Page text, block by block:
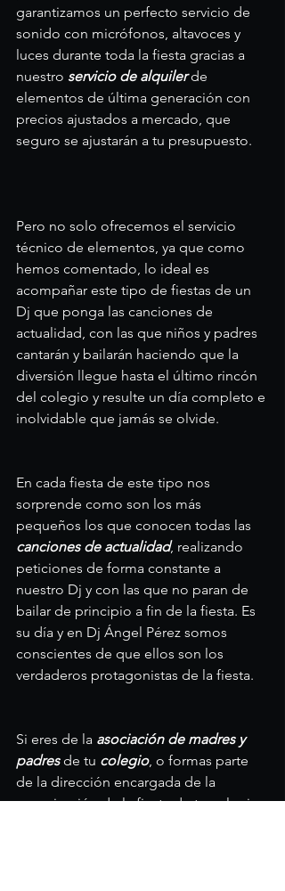
garantizamos un perfecto servicio de
sonido con micrófonos, altavoces y
luces durante toda la fiesta gracias a
nuestro servicio de alquiler de
elementos de última generación con
precios ajustados a mercado, que
seguro se ajustarán a tu presupuesto.
Pero no solo ofrecemos el servicio
técnico de elementos, ya que como
hemos comentado, lo ideal es
acompañar este tipo de fiestas de un
Dj que ponga las canciones de
actualidad, con las que niños y padres
cantarán y bailarán haciendo que la
diversión llegue hasta el último rincón
del colegio y resulte un día completo e
inolvidable que jamás se olvide.
En cada fiesta de este tipo nos
sorprende como son los más
pequeños los que conocen todas las
canciones de actualidad, realizando
peticiones de forma constante a
nuestro Dj y con las que no paran de
bailar de principio a fin de la fiesta. Es
su día y en Dj Ángel Pérez somos
conscientes de que ellos son los
verdaderos protagonistas de la fiesta.
Si eres de la asociación de madres y
padres de tu colegio, o formas parte
de la dirección encargada de la
organización de la fiesta de tu colegio